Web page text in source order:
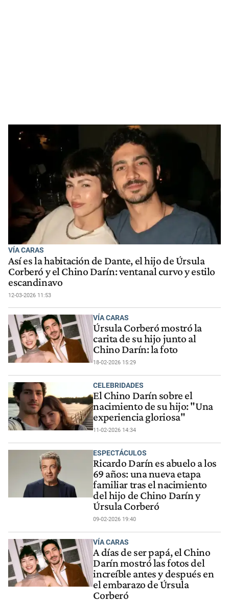
VÍA CARAS
Así es la habitación de Dante, el hijo de Úrsula
Corberó y el Chino Darín: ventanal curvo y estilo
escandinavo
12-03-2026 11:53
VÍA CARAS
Úrsula Corberó mostró la
carita de su hijo junto al
Chino Darín: la foto
18-02-2026 15:29
CELEBRIDADES
El Chino Darín sobre el
nacimiento de su hijo: "Una
experiencia gloriosa"
11-02-2026 14:34
ESPECTÁCULOS
Ricardo Darín es abuelo a los
69 años: una nueva etapa
familiar tras el nacimiento
del hijo de Chino Darín y
Úrsula Corberó
09-02-2026 19:40
VÍA CARAS
A días de ser papá, el Chino
Darín mostró las fotos del
increíble antes y después en
el embarazo de Úrsula
Corberó